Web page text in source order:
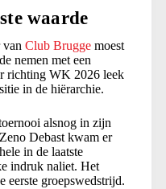
waarde
van Club Brugge moest
nemen met een
richting WK 2026 leek
in de hiërarchie.
alsnog in zijn
Debast kwam er
in de laatste
indruk naliet. Het
eerste groepswedstrijd.